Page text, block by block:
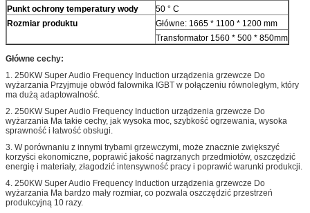
Punkt ochrony temperatury wody
50 ° C
Rozmiar produktu
Główne: 1665 * 1100 * 1200 mm
Transformator 1560 * 500 * 850mm
Główne cechy:
1. 250KW Super Audio Frequency Induction urządzenia grzewcze Do
wyżarzania Przyjmuje obwód falownika IGBT w połączeniu równoległym, który
ma dużą adaptowalność.
2. 250KW Super Audio Frequency Induction urządzenia grzewcze Do
wyżarzania Ma takie cechy, jak wysoka moc, szybkość ogrzewania, wysoka
sprawność i łatwość obsługi.
3. W porównaniu z innymi trybami grzewczymi, może znacznie zwiększyć
korzyści ekonomiczne, poprawić jakość nagrzanych przedmiotów, oszczędzić
energię i materiały, złagodzić intensywność pracy i poprawić warunki produkcji.
4. 250KW Super Audio Frequency Induction urządzenia grzewcze Do
wyżarzania Ma bardzo mały rozmiar, co pozwala oszczędzić przestrzeń
produkcyjną 10 razy.